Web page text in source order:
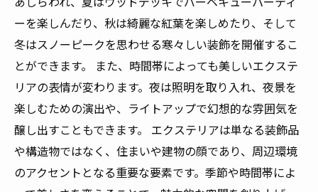
ーを楽しんだり、秋は綺麗な紅葉を楽しめたり、そして
冬はスノーピークを思わせる寒々しい装飾を開催するこ
とができます。 また、時間帯によっても美しいエクステ
リアの表情が変わります。夜は照明を取り入れ、夜景を
楽しむための演出や、ライトアップで幻想的な雰囲気を
醸し出すこともできます。 エクステリアは単なる装飾品
や構造物ではなく、住まいや建物の顔であり、周辺環境
のアクセントとなる重要な要素です。季節や時間帯によ